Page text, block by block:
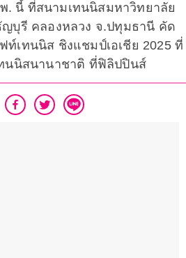
. นี้ ที่สนามเทนนิสมหาวิทยาลัย
บุรี คลองหลวง จ.ปทุมธานี คัด
เทนนิส ชิงแชมป์เอเชีย 2025 ที่
นนิสนานาชาติ ที่ฟิลิปปินส์